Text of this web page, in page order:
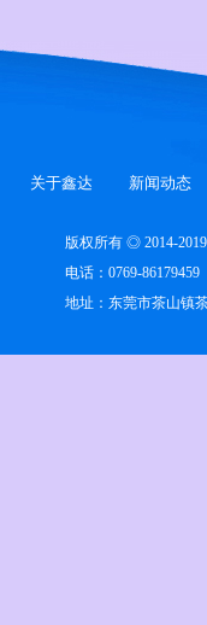
关于鑫达 新闻动态
版权所有 ◎ 2014-
电话：0769-86179459
地址：东莞市茶山镇